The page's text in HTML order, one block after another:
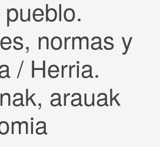
normas y
/ Herria.
arauak